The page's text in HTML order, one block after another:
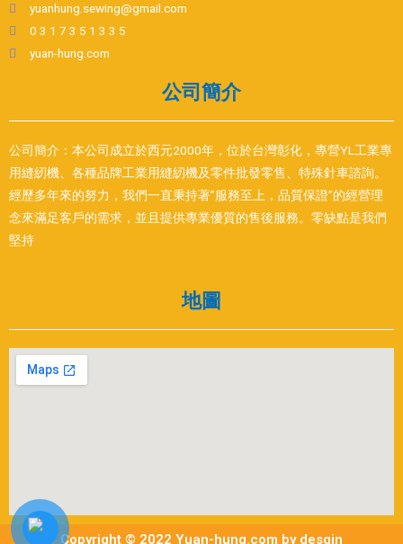
yuanhung.sewing@gmail.com
0 3 1 7 3 5 1 3 3 5
yuan-hung.com
公司簡介
公司簡介：本公司成立於西元2000年，位於台灣彰化，專營YL工業專
用縫紉機、各種品牌工業用縫紉機及零件批發零售、特殊針車諮詢。
經歷多年來的努力，我們一直秉持著”服務至上，品質保證”的經營理
念來滿足客戶的需求，並且提供專業優質的售後服務。零缺點是我們
堅持
地圖
Copyright © 2022 Yuan-hung.com by desgin